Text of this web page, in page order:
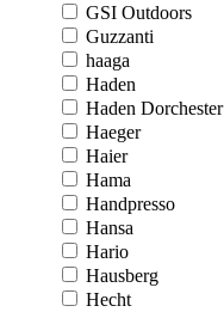
GSI Outdoors
Guzzanti
haaga
Haden
Haden Dorchester
Haeger
Haier
Hama
Handpresso
Hansa
Hario
Hausberg
Hecht